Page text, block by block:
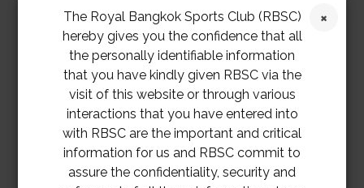
คอร์ทปูน สมาคมราชกรีฑาสโมสร จะปิดบริการชั่วคราว
จำนวน 3 คอร์ทตั้งแต่ วันอังคารที่ 13 สิงหาคม – วันจันทร์
ที่ 30 กันยายน 2567
เพื่อปรับปรุง ซึ่งในระหว่างนี้ จะเปิด
สนามเทนนิสคอร์ทหญ้าจำนวน 3 คอร์ท ทุกวัน 07.00 น. –
11.00 น.
The Royal Bangkok Sports Club (RBSC)
hereby gives you the confidence that all
the personally identifiable information
that you have kindly given RBSC via the
visit of this website or through various
interactions that you have entered into
with RBSC are the important and critical
information for us and RBSC commit to
assure the confidentiality, security and